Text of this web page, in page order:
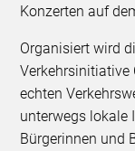
Konzerten auf
Organisiert wird
Verkehrsinitiative
echten
unterwegs lokale
Bürgerinnen und